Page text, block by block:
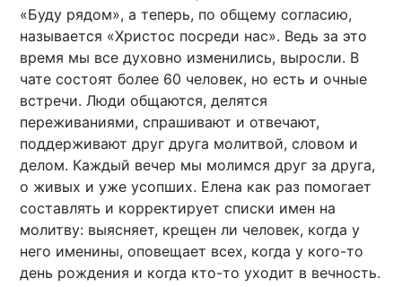
«Буду рядом», а теперь, по общему согласию,
называется «Христос посреди нас». Ведь за это
время мы все духовно изменились, выросли. В
чате состоят более 60 человек, но есть и очные
встречи. Люди общаются, делятся
переживаниями, спрашивают и отвечают,
поддерживают друг друга молитвой, словом и
делом. Каждый вечер мы молимся друг за друга,
о живых и уже усопших. Елена как раз помогает
составлять и корректирует списки имен на
молитву: выясняет, крещен ли человек, когда у
него именины, оповещает всех, когда у кого-то
день рождения и когда кто-то уходит в вечность.